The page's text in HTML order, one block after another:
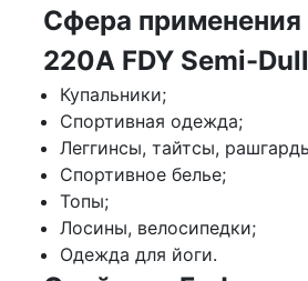
Сфера
220A FDY Semi-Dull
Купальники;
Спортивная одежда;
Леггинсы, тайтсы,
Спортивное белье;
Топы;
Лосины, велосипедки;
Одежда для йоги.